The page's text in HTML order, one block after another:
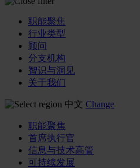
职能聚焦
行业类型
顾问
分支机构
智识与洞见
关于我们
中文 Change
职能聚焦
首席执行官
信息与技术高管
可持续发展